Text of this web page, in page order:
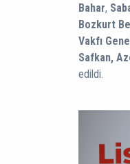
Bahar,
Bozkurt
Vakfı
Safkan,
edildi.